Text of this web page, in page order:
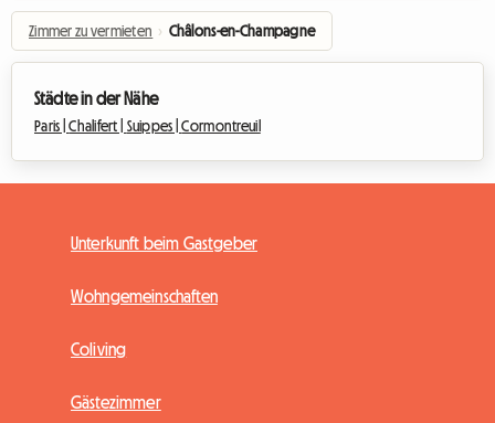
Zimmer zu vermieten › Châlons-en-Champagne
Städte in der Nähe
Paris |Chalifert | Suippes |Cormontreuil
Unterkunft beim Gastgeber
Wohngemeinschaften
Coliving
Gästezimmer